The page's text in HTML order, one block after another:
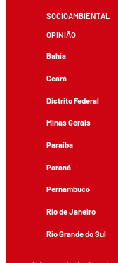
SOCIOAMBIENTAL
OPINIÃO
Bahia
Ceará
Distrito Federal
Minas Gerais
Paraíba
Paraná
Pernambuco
Rio de Janeiro
Rio Grande do Sul